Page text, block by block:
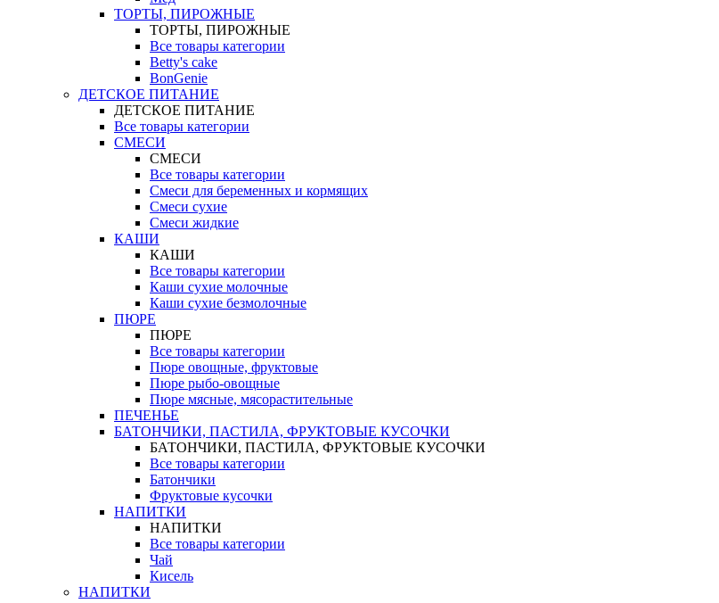
ТОРТЫ, ПИРОЖНЫЕ
ТОРТЫ, ПИРОЖНЫЕ
Все товары категории
Betty's cake
BonGenie
ДЕТСКОЕ ПИТАНИЕ
ДЕТСКОЕ ПИТАНИЕ
Все товары категории
СМЕСИ
СМЕСИ
Все товары категории
Смеси для беременных и кормящих
Смеси сухие
Смеси жидкие
КАШИ
КАШИ
Все товары категории
Каши сухие молочные
Каши сухие безмолочные
ПЮРЕ
ПЮРЕ
Все товары категории
Пюре овощные, фруктовые
Пюре рыбо-овощные
Пюре мясные, мясорастительные
ПЕЧЕНЬЕ
БАТОНЧИКИ, ПАСТИЛА, ФРУКТОВЫЕ КУСОЧКИ
БАТОНЧИКИ, ПАСТИЛА, ФРУКТОВЫЕ КУСОЧКИ
Все товары категории
Батончики
Фруктовые кусочки
НАПИТКИ
НАПИТКИ
Все товары категории
Чай
Кисель
НАПИТКИ